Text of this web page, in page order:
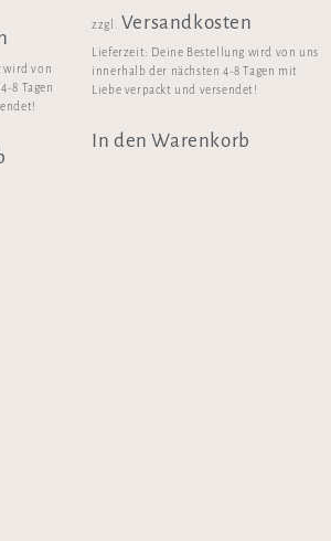
wird von
8 Tagen
zzgl. Versandkosten
Lieferzeit: Deine Bestellung wird von uns
innerhalb der nächsten 4-8 Tagen mit
Liebe verpackt und versendet!
In den Warenkorb